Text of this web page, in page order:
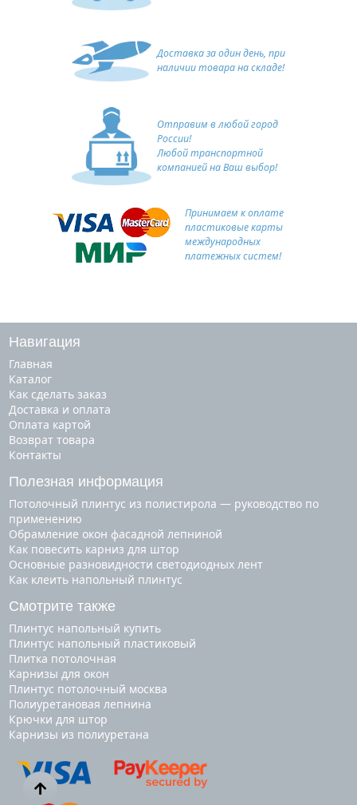
Доставка за один день, при
наличии товара на складе!
Отправим в любой город
России!
Любой транспортной
компанией на Ваш выбор!
Принимаем к оплате
пластиковые карты
международных
платежных систем!
Навигация
Главная
Каталог
Как сделать заказ
Доставка и оплата
Оплата картой
Возврат товара
Контакты
Полезная информация
Потолочный плинтус из полистирола — руководство по
применению
Обрамление окон фасадной лепниной
Как повесить карниз для штор
Основные разновидности светодиодных лент
Как клеить напольный плинтус
Смотрите также
плинтус напольный купить
плинтус напольный пластиковый
плитка потолочная
карнизы для окон
плинтус потолочный москва
полиуретановая лепнина
крючки для штор
карнизы из полиуретана